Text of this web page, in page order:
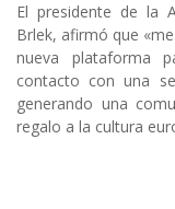
El presidente de la
Brlek, afirmó que
nueva plataforma
contacto con una
generando una
regalo a la cultura